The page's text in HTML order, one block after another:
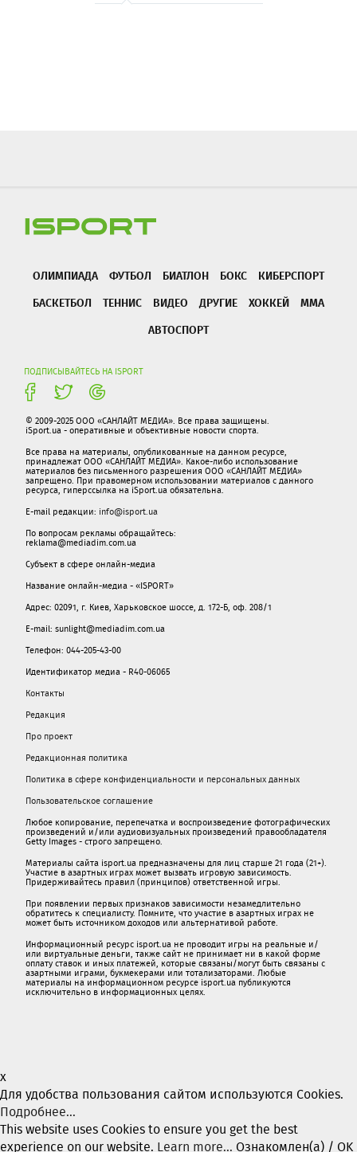
ОЛИМПИАДА ФУТБОЛ БИАТЛОН БОКС
КИБЕРСПОРТ
БАСКЕТБОЛ
ТЕННИС ВИДЕО ДРУГИЕ ХОККЕЙ
ММА
АВТОСПОРТ
ПОДПИСЫВАЙТЕСЬ НА ISPORT
© 2009-2025 ООО «САНЛАЙТ МЕДИА». Все права защищены.
iSport.ua - оперативные и объективные новости спорта.
Все права на материалы, опубликованные на данном ресурсе,
принадлежат ООО «САНЛАЙТ МЕДИА». Какое-либо использование
материалов без письменного разрешения ООО «САНЛАЙТ МЕДИА»
запрещено. При правомерном использовании материалов с данного
ресурса, гиперссылка на iSport.ua обязательна.
E-mail редакции: info@isport.ua
По вопросам рекламы обращайтесь:
reklama@mediadim.com.ua
Субъект в сфере онлайн-медиа
Название онлайн-медиа - «ISPORT»
Адрес: 02091, г. Киев, Харьковское шоссе, д. 172-Б, оф. 208/1
E-mail: sunlight@mediadim.com.ua
Телефон: 044-205-43-00
Идентификатор медиа - R40-06065
Контакты
Редакция
Про проект
Редакционная политика
Политика в сфере конфиденциальности и персональных данных
Пользовательское соглашение
Любое копирование, перепечатка и воспроизведение фотографических
произведений и/или аудиовизуальных произведений правообладателя
Getty Images - строго запрещено.
Материалы сайта isport.ua предназначены для лиц старше 21 года (21+).
Участие в азартных играх может вызвать игровую зависимость.
Придерживайтесь правил (принципов) ответственной игры.
При появлении первых признаков зависимости незамедлительно
обратитесь к специалисту. Помните, что участие в азартных играх не
может быть источником доходов или альтернативой работе.
Информационный ресурс isport.ua не проводит игры на реальные и/
или виртуальные деньги, также сайт не принимает ни в какой форме
oплaту ставок и иных платежей, которые связаны/могут быть связаны c
азартными игрaми, букмекерами или тотализаторами. Любые
материалы на информационном ресурсе isport.ua публикуютcя
исключительно в информационных целях.
x
Для удобства пользования сайтом используются Cookies.
Подробнее...
This website uses Cookies to ensure you get the best
experience on our website. Learn more... Ознакомлен(а) / OK